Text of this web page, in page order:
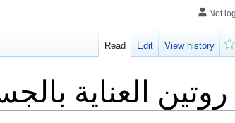
روتين العناية
Not
Read Edit
View history